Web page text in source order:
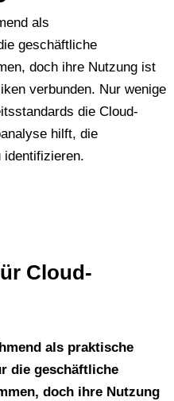
als
geschäftliche
doch ihre Nutzung ist
verbunden. Nur wenige
die Cloud-
hilft, die
identifizieren.
Cloud-
als praktische
die geschäftliche
doch ihre Nutzung